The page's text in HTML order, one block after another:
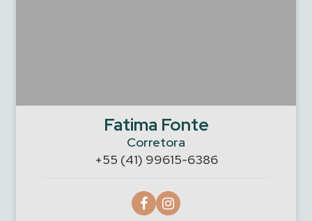
Fatima Fonte
+55 (41) 99615-6386
Corretora